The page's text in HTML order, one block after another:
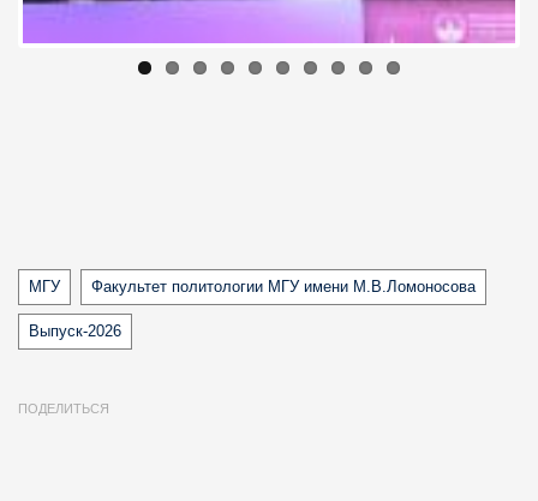
Tags
МГУ Факультет политологии МГУ имени М.В.Ломоносова
Выпуск-2026
ПОДЕЛИТЬСЯ